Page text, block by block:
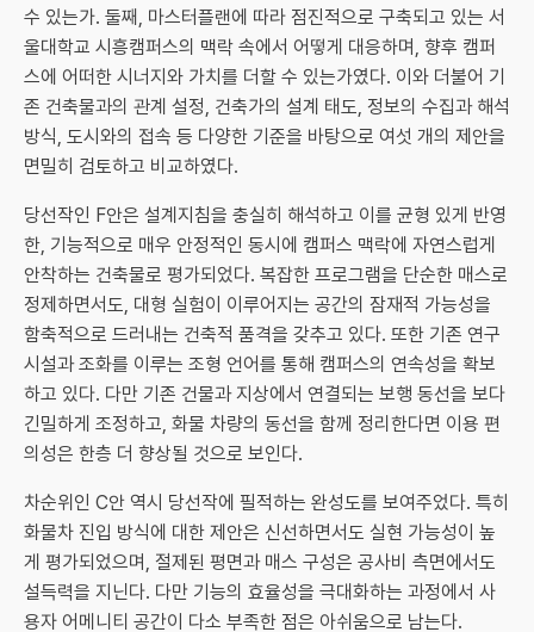
수 있는가. 둘째, 마스터플랜에 따라 점진적으로 구축되고 있는 서
울대학교 시흥캠퍼스의 맥락 속에서 어떻게 대응하며, 향후 캠퍼
스에 어떠한 시너지와 가치를 더할 수 있는가였다. 이와 더불어 기
존 건축물과의 관계 설정, 건축가의 설계 태도, 정보의 수집과 해석
방식, 도시와의 접속 등 다양한 기준을 바탕으로 여섯 개의 제안을
면밀히 검토하고 비교하였다.
당선작인 F안은 설계지침을 충실히 해석하고 이를 균형 있게 반영
한, 기능적으로 매우 안정적인 동시에 캠퍼스 맥락에 자연스럽게
안착하는 건축물로 평가되었다. 복잡한 프로그램을 단순한 매스로
정제하면서도, 대형 실험이 이루어지는 공간의 잠재적 가능성을
함축적으로 드러내는 건축적 품격을 갖추고 있다. 또한 기존 연구
시설과 조화를 이루는 조형 언어를 통해 캠퍼스의 연속성을 확보
하고 있다. 다만 기존 건물과 지상에서 연결되는 보행 동선을 보다
긴밀하게 조정하고, 화물 차량의 동선을 함께 정리한다면 이용 편
의성은 한층 더 향상될 것으로 보인다.
차순위인 C안 역시 당선작에 필적하는 완성도를 보여주었다. 특히
화물차 진입 방식에 대한 제안은 신선하면서도 실현 가능성이 높
게 평가되었으며, 절제된 평면과 매스 구성은 공사비 측면에서도
설득력을 지닌다. 다만 기능의 효율성을 극대화하는 과정에서 사
용자 어메니티 공간이 다소 부족한 점은 아쉬움으로 남는다.